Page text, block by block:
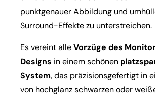
punktgenauer Abbildung und
Surround-Effekte zu unterstreichen.
Es vereint alleVorzüge des
Designs in einem schönen
System, das präzisionsgefertigt in
von hochglanz schwarzen oder